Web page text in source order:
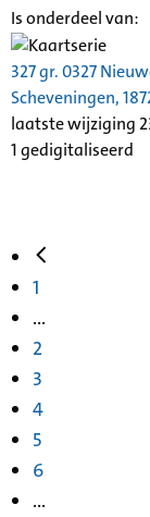
Is onderdeel van:
327 gr. 0327
Scheveningen,
laatste wijziging
1 gedigitaliseerd
1
...
2
3
4
5
6
...